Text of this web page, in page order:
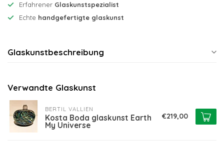
Erfahrener Glaskunstspezialist
Echte handgefertigte glaskunst
Glaskunstbeschreibung
Verwandte Glaskunst
BERTIL VALLIEN
Kosta Boda glaskunst Earth
My Universe
€219,00